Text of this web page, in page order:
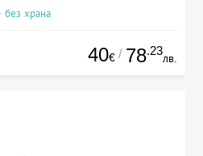
без храна
40€ / 78.23
лв.